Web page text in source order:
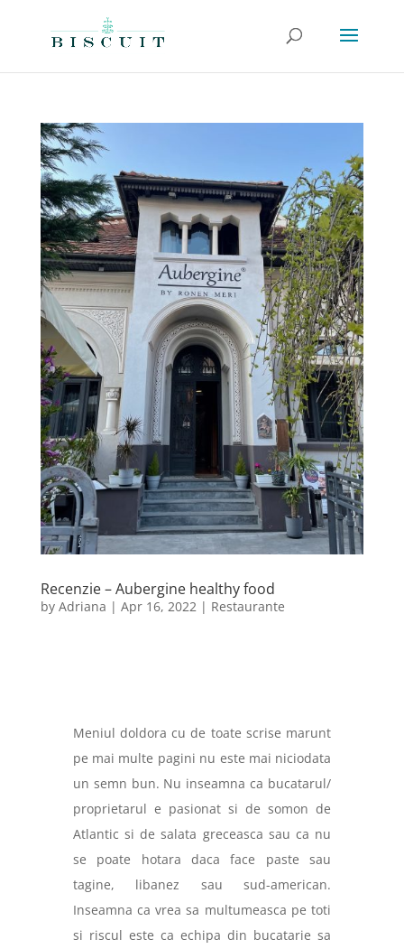
Recenzie – Aubergine healthy food
by Adriana | Apr 16, 2022| Restaurante
Meniul doldora cu de toate scrise marunt
pe mai multe pagini nu este mai niciodata
un semn bun. Nu inseamna ca bucatarul/
proprietarul e pasionat si de somon de
Atlantic si de salata greceasca sau ca nu
se poate hotara daca face paste sau
tagine, libanez sau sud-american.
Inseamna ca vrea sa multumeasca pe toti
si riscul este ca echipa din bucatarie sa